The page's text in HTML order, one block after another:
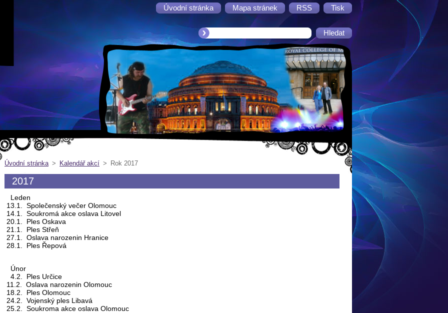
Úvodní stránka Mapa stránek RSS Tisk
Úvodní stránka > Kalendář akcí > Rok 2017
2017
Leden
13.1. Společenský večer Olomouc
14.1. Soukromá akce oslava Litovel
20.1. Ples Oskava
21.1. Ples Střeň
27.1. Oslava narozenin Hranice
28.1. Ples Řepová
Únor
4.2. Ples Určice
11.2. Oslava narozenin Olomouc
18.2. Ples Olomouc
24.2. Vojenský ples Libavá
25.2. Soukroma akce oslava Olomouc